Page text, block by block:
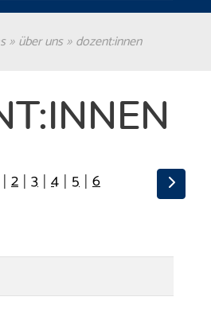
» über uns» dozent:innen
| 2 | 3 | 4 | 5 | 6